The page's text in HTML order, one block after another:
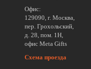
Офис:
129090, г. Москва,
пер. Грохольский,
д. 28, пом. 1Н,
офис Meta Gifts
Схема проезда